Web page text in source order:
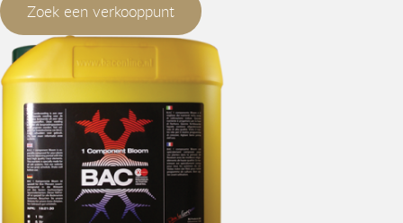
Zoek een verkooppunt